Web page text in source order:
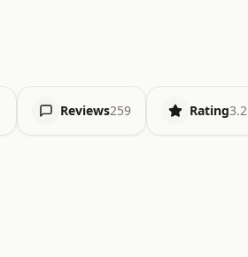
Reviews259 Rating3.2